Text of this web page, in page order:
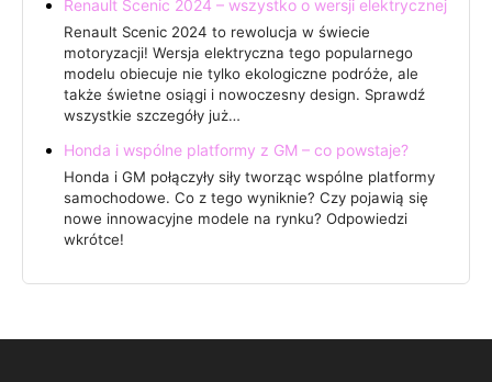
Renault Scenic 2024 – wszystko o wersji elektrycznej
Renault Scenic 2024 to rewolucja w świecie
motoryzacji! Wersja elektryczna tego popularnego
modelu obiecuje nie tylko ekologiczne podróże, ale
także świetne osiągi i nowoczesny design. Sprawdź
wszystkie szczegóły już…
Honda i wspólne platformy z GM – co powstaje?
Honda i GM połączyły siły tworząc wspólne platformy
samochodowe. Co z tego wyniknie? Czy pojawią się
nowe innowacyjne modele na rynku? Odpowiedzi
wkrótce!